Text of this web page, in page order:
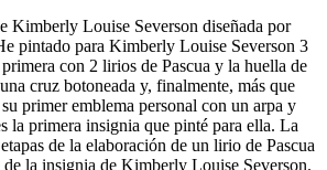
Kimberly Louise Severson diseñada por
pintado para Kimberly Louise Severson 3
con 2 lirios de Pascua y la huella de
cruz botoneada y, finalmente, más que
primer emblema personal con un arpa y
la primera insignia que pinté para ella. La
de la elaboración de un lirio de Pascua
la insignia de Kimberly Louise Severson.